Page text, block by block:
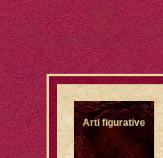
Arti figurative